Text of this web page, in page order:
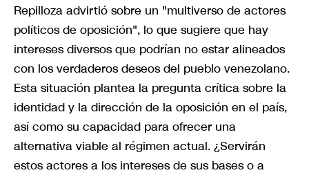
Repilloza advirtió sobre un "multiverso de actores
políticos de oposición", lo que sugiere que hay
intereses diversos que podrían no estar alineados
con los verdaderos deseos del pueblo venezolano.
Esta situación plantea la pregunta crítica sobre la
identidad y la dirección de la oposición en el país,
así como su capacidad para ofrecer una
alternativa viable al régimen actual. ¿Servirán
estos actores a los intereses de sus bases o a